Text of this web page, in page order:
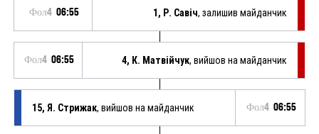
Фол4 06:55 1, Р. Савіч, залишив майданчик
Фол4 06:55 4, К. Матвійчук, вийшов на майданчик
15, Я. Стрижак, вийшов на майданчик Фол4 06:55